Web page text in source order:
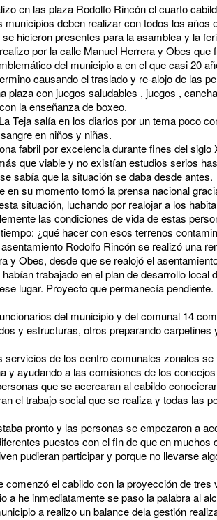
en las plaza Rodolfo Rincón el cuarto
municipios deben realizar con todos los
hicieron presentes para la asamblea y la
por la calle Manuel Herrera y Obes
del municipio a en el que casi 20
causando el traslado y re-alojo de las
plaza con juegos saludables , juegos ,
la enseñanza de boxeo.
Teja salía en los diarios por un tema poco
en niños y niñas.
fabril por excelencia durante fines del
que viable y no existían estudios serios
sabía que la situación se daba desde antes.
en su momento tomó la prensa nacional
situación, luchando por realojar a los
las condiciones de vida de estas
¿qué hacer con esos terrenos
Rodolfo Rincón se realizó una
y Obes, desde que se realojó el
trabajado en el plan de desarrollo local
lugar. Proyecto que permanecía pendiente.
del municipio y del comunal 14
y estructuras, otros preparando
servicios de los centro comunales zonales
y ayudando a las comisiones de los
que se acercaran al cabildo
el trabajo social que se realiza y todas las
pronto y las personas se empezaron a
puestos con el fin de que en
pudieran participar y porque no llevarse
comenzó el cabildo con la proyección de
a he inmediatamente se paso la palabra al
a realizo un balance dela gestión